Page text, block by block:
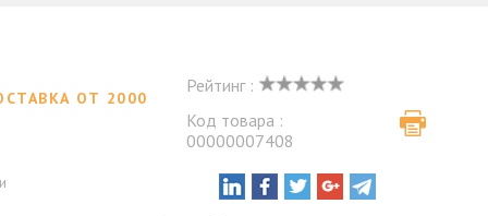
Рейтинг :
Код товара :
00000007408
ОТ 2000